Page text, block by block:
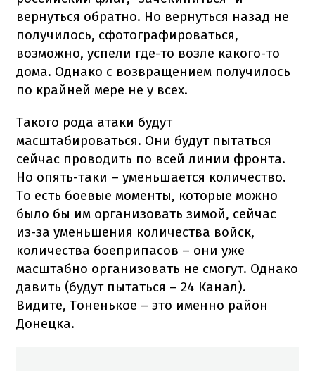
вернуться обратно. Но вернуться назад не
получилось, сфотографироваться,
возможно, успели где-то возле какого-то
дома. Однако с возвращением получилось
по крайней мере не у всех.
Такого рода атаки будут
масштабироваться. Они будут пытаться
сейчас проводить по всей линии фронта.
Но опять-таки – уменьшается количество.
То есть боевые моменты, которые можно
было бы им организовать зимой, сейчас
из-за уменьшения количества войск,
количества боеприпасов – они уже
масштабно организовать не смогут. Однако
давить (будут пытаться – 24 Канал).
Видите, Тоненькое – это именно район
Донецка.